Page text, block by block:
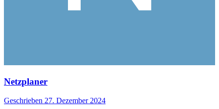
Netzplaner
Geschrieben 27. Dezember 2024